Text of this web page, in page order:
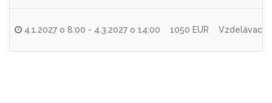
4.1.2027 o 8:00 - 4.3.2027 o 14:00 1050 EUR Vzdelávacia